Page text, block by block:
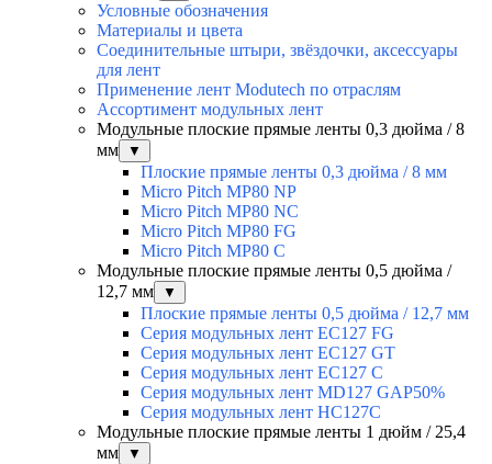
Условные обозначения
Материалы и цвета
Соединительные штыри, звёздочки, аксессуары
для лент
Применение лент Modutech по отраслям
Ассортимент модульных лент
Модульные плоские прямые ленты 0,3 дюйма / 8
мм
▼
Плоские прямые ленты 0,3 дюйма / 8 мм
Micro Pitch MP80 NP
Micro Pitch MP80 NС
Micro Pitch MP80 FG
Micro Pitch MP80 С
Модульные плоские прямые ленты 0,5 дюйма /
12,7 мм
▼
Плоские прямые ленты 0,5 дюйма / 12,7 мм
Серия модульных лент EC127 FG
Серия модульных лент EC127 GT
Серия модульных лент EC127 С
Серия модульных лент MD127 GAP50%
Серия модульных лент HC127C
Модульные плоские прямые ленты 1 дюйм / 25,4
мм
▼